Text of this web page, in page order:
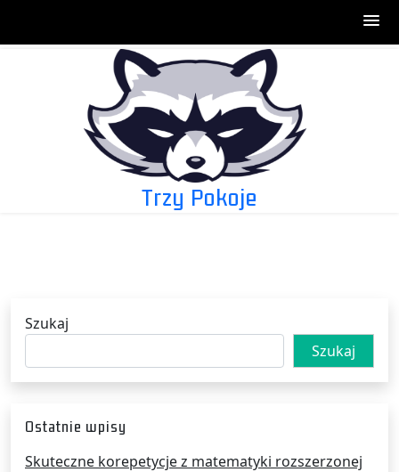
Trzy Pokoje
Szukaj
Szukaj
Ostatnie wpisy
Skuteczne korepetycje z matematyki rozszerzonej